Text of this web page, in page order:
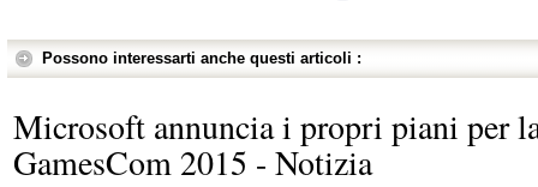
Possono interessarti anche questi articoli :
Microsoft annuncia i propri piani per
GamesCom 2015 - Notizia